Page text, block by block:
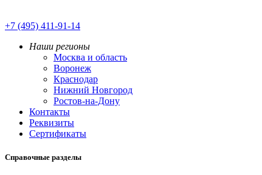
+7 (495) 411-91-14
Наши регионы
Москва и область
Воронеж
Краснодар
Нижний Новгород
Ростов-на-Дону
Контакты
Реквизиты
Сертификаты
Справочные разделы